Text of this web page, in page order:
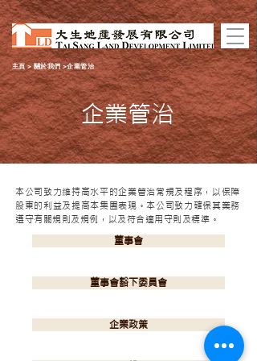
主頁>關於我們>企業管治
企業管治
本公司致力維持高水平的企業管治常規及程序，以保障
股東的利益及提高本集團表現。本公司致力確保其業務
遵守有關規則及規例，以及符合適用守則及標準。
董事會
董事會豁下委員會
企業政策